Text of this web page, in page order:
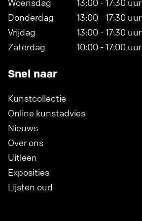
Woensdag
13:00 - 17:30 uur
Donderdag
13:00 - 17:30 uur
Vrijdag
13:00 - 17:30 uur
Zaterdag
10:00 - 17:00 uur
Snel naar
Kunstcollectie
Online kunstadvies
Nieuws
Over ons
Uitleen
Exposities
Lijsten oud